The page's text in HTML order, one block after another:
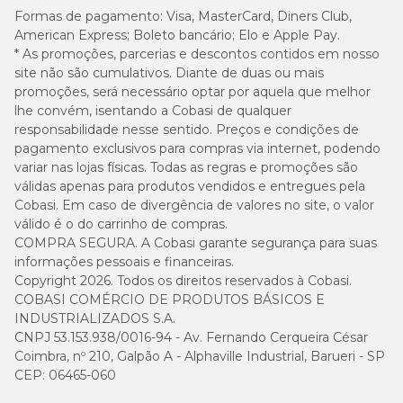
Formas de pagamento: Visa, MasterCard, Diners Club,
American Express; Boleto bancário; Elo e Apple Pay.
* As promoções, parcerias e descontos contidos em nosso
site não são cumulativos. Diante de duas ou mais
promoções, será necessário optar por aquela que melhor
lhe convém, isentando a Cobasi de qualquer
responsabilidade nesse sentido. Preços e condições de
pagamento exclusivos para compras via internet, podendo
variar nas lojas físicas. Todas as regras e promoções são
válidas apenas para produtos vendidos e entregues pela
Cobasi. Em caso de divergência de valores no site, o valor
válido é o do carrinho de compras.
COMPRA SEGURA. A Cobasi garante segurança para suas
informações pessoais e financeiras.
Copyright 2026. Todos os direitos reservados à Cobasi.
COBASI COMÉRCIO DE PRODUTOS BÁSICOS E
INDUSTRIALIZADOS S.A.
CNPJ 53.153.938/0016-94 - Av. Fernando Cerqueira César
Coimbra, nº 210, Galpão A - Alphaville Industrial, Barueri - SP
CEP: 06465-060